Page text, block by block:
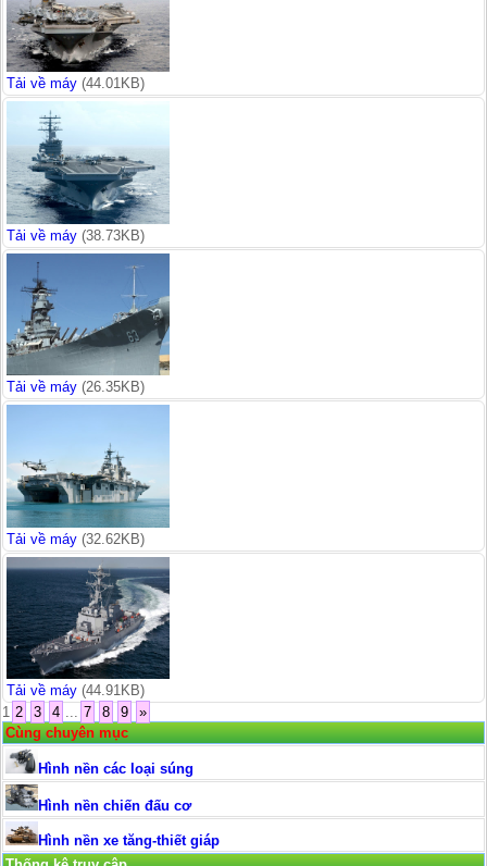
Tải về máy (44.01KB)
Tải về máy (38.73KB)
Tải về máy (26.35KB)
Tải về máy (32.62KB)
Tải về máy (44.91KB)
1 2 3 4 ... 7 8 9
»
Cùng chuyên mục
Hình nền các loại súng
Hình nền chiến đấu cơ
Hình nền xe tăng-thiết giáp